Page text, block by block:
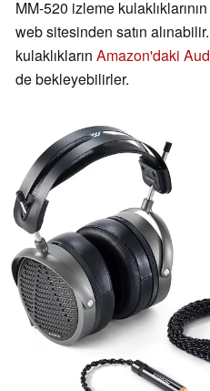
MM-520 izleme
web sitesinden satın
kulaklıkların Amazon'daki
de bekleyebilirler.